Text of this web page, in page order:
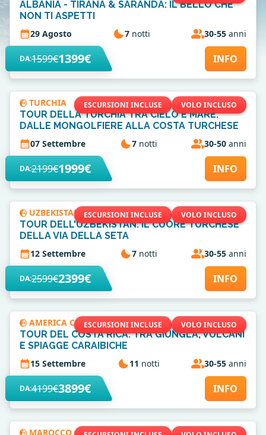
ALBANIA - TIRANA & SARANDA: IL BELLO CHE
NON TI ASPETTI
29 Agosto
7 notti 30-55 anni
DA:1599€1399€ INFO
ESCURSIONI INCLUSE VOLO INCLUSO
TURCHIA
TOUR DELLA TURCHIA TRA CIELO E MARE:
DALLE MONGOLFIERE ALLA COSTA TURCHESE
07 Settembre
7notti 30-50 anni
DA:2199€1999€ INFO
ESCURSIONI INCLUSE VOLO INCLUSO
UZBEKISTAN
TOUR DELL'UZBEKISTAN: IL CUORE TURCHESE
DELLA VIA DELLA SETA
12 Settembre
7notti 30-55 anni
DA:2599€2399€ INFO
ESCURSIONI INCLUSE VOLO INCLUSO
AMERICA CENTRALE
TOUR DEL COSTA RICA: TRA GIUNGLA, VULCANI
E SPIAGGE CARAIBICHE
15 Settembre
11 notti 30-55 anni
DA:4199€3899€ INFO
MAROCCO